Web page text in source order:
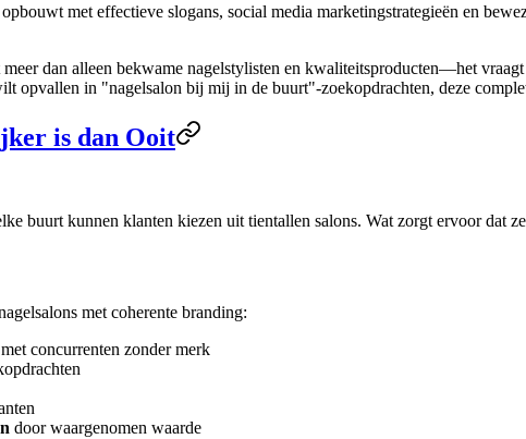
met effectieve slogans, social media marketingstrategieën en
dan alleen bekwame nagelstylisten en kwaliteitsproducten—het
opvallen in "nagelsalon bij mij in de buurt"-zoekopdrachten, deze
is dan Ooit
buurt kunnen klanten kiezen uit tientallen salons. Wat zorgt ervoor dat
met coherente branding:
concurrenten zonder merk
door waargenomen waarde